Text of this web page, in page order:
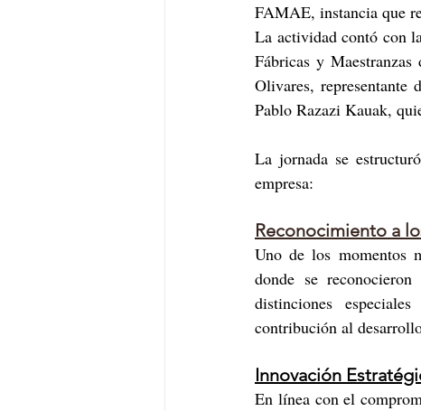
FAMAE, instancia que
La actividad contó con
Fábricas y
Olivares,
Pablo Razazi Kauak,
La jornada se
empresa:
Reconocimiento a
Uno de los momentos
donde se
distinciones
contribución al
Innovación
En línea con el